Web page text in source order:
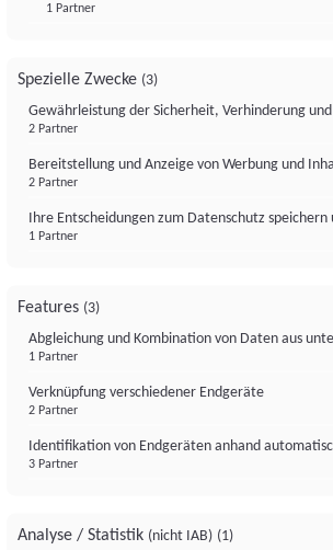
1 Partner
Spezielle Zwecke (3)
Gewährleistung der Sicherheit, Verhinderung
2 Partner
Bereitstellung und Anzeige von Werbung und
2 Partner
Ihre Entscheidungen zum Datenschutz
1 Partner
Features (3)
Abgleichung und Kombination von Daten aus
1 Partner
Verknüpfung verschiedener Endgeräte
2 Partner
Identifikation von Endgeräten anhand
3 Partner
Analyse / Statistik (nicht IAB) (1)